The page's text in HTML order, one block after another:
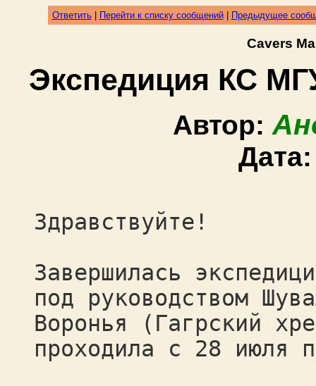
Ответить| Перейти к списку сообщений| Предыдущее
Cavers
Экспедиция КС
Автор:
Здравствуйте!
Завершилась
под руководством
Воронья (Гагрский
проходила с 28 июля